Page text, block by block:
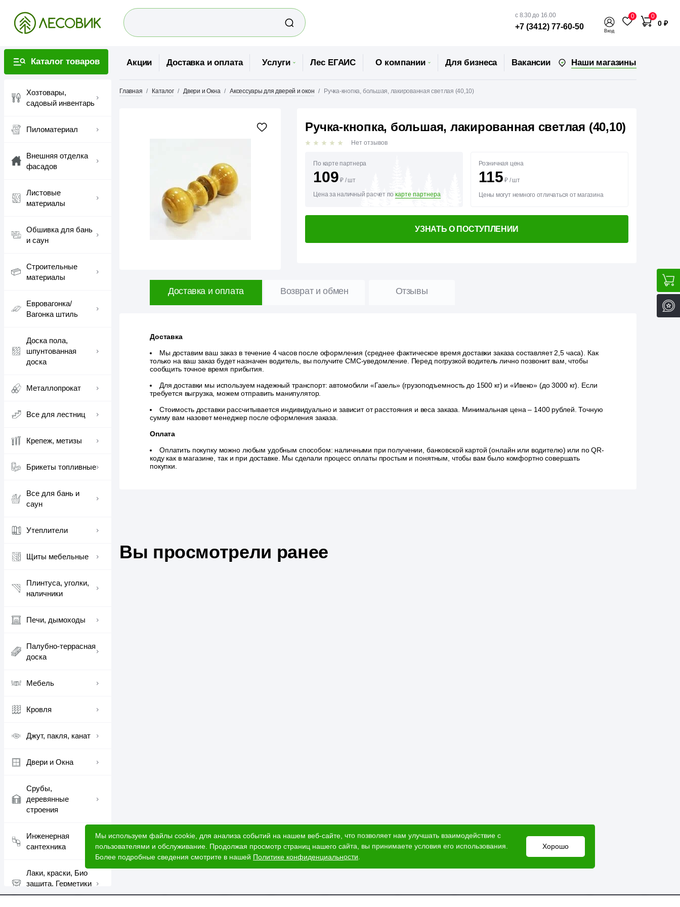
с 8.30 до 16.00
+7 (3412) 77-60-50 Вход
0 0
0 ₽
Каталог товаров
Хозтовары,
садовый инвентарь
Пиломатериал
Внешняя отделка
фасадов
Листовые
материалы
Обшивка для бань
и саун
Строительные
материалы
Евровагонка/
Вагонка штиль
Доска пола,
шпунтованная
доска
Металлопрокат
Все для лестниц
Крепеж, метизы
Брикеты топливные
Все для бань и
саун
Утеплители
Щиты мебельные
Плинтуса, уголки,
наличники
Печи, дымоходы
Палубно-террасная
доска
Мебель
Кровля
Джут, пакля, канат
Двери и Окна
Срубы,
деревянные
строения
Инженерная
сантехника
Лаки, краски, Био
защита, Герметики
шовные
Акции Доставка и оплата Услуги Лес ЕГАИС О компании Для бизнеса Вакансии Наши магазины
Главная Каталог Двери и Окна Аксессуары для дверей и окон Ручка-кнопка, большая, лакированная светлая (40,10)
Ручка-кнопка, большая, лакированная светлая (40,10)
Нет отзывов
По карте партнера
109 ₽ / шт
Цена за наличный расчет по карте партнера
Розничная цена
115 ₽ / шт
Цены могут немного отличаться от магазина
УЗНАТЬ О ПОСТУПЛЕНИИ
Доставка и оплата Возврат и обмен Отзывы
Доставка
Мы доставим ваш заказ в течение 4 часов после оформления (среднее фактическое время доставки заказа составляет 2,5 часа). Как
только на ваш заказ будет назначен водитель, вы получите СМС-уведомление. Перед погрузкой водитель лично позвонит вам, чтобы
сообщить точное время прибытия.
Для доставки мы используем надежный транспорт: автомобили «Газель» (грузоподъемность до 1500 кг) и «Ивеко» (до 3000 кг). Если
требуется выгрузка, можем отправить манипулятор.
Стоимость доставки рассчитывается индивидуально и зависит от расстояния и веса заказа. Минимальная цена – 1400 рублей. Точную
сумму вам назовет менеджер после оформления заказа.
Оплата
Оплатить покупку можно любым удобным способом: наличными при получении, банковской картой (онлайн или водителю) или по QR-
коду как в магазине, так и при доставке. Мы сделали процесс оплаты простым и понятным, чтобы вам было комфортно совершать
покупки.
Вы просмотрели ранее
Мы используем файлы cookie, для анализа событий на нашем веб-сайте, что позволяет нам улучшать взаимодействие с
пользователями и обслуживание. Продолжая просмотр страниц нашего сайта, вы принимаете условия его использования.
Более подробные сведения смотрите в нашей Политике конфиденциальности.
Хорошо